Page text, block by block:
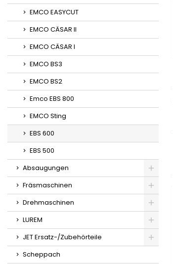
EMCO EASYCUT
EMCO CÄSAR II
EMCO CÄSAR I
EMCO BS3
EMCO BS2
Emco EBS 800
EMCO Sting
EBS 600
EBS 500
Absaugungen
Fräsmaschinen
Drehmaschinen
LUREM
JET Ersatz-/Zubehörteile
Scheppach